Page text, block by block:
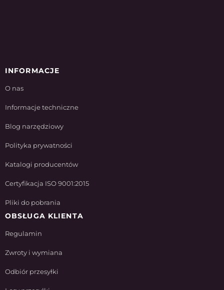
INFORMACJE
O nas
Informacje techniczne
Blog narzędziowy
Polityka prywatności
Katalogi producentów
Certyfikacja ISO 9001:2015
Pliki do pobrania
OBSŁUGA KLIENTA
Regulamin
Zwroty i wymiana
Odbiór przesyłki